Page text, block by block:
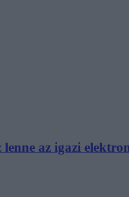
az igazi